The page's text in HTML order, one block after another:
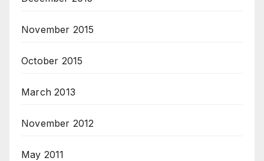
November 2015
October 2015
March 2013
November 2012
May 2011